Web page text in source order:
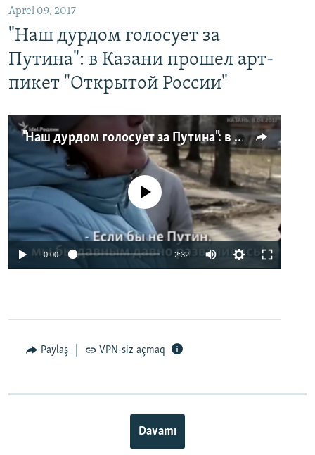
Aprel 09, 2017
"Наш дурдом голосует за
Путина": в Казани прошел арт-
пикет "Открытой России"
"Наш дурдом голосует за Путина": в Казани прошел арт-пикет "Открытой России"
No media source currently available
0:00 2:32
Paylaş VPN-siz açmaq
Davamı